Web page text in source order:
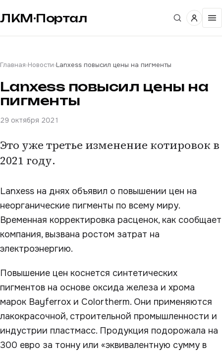
ЛКМ·Портал
Главная›Новости›Lanxess повысил цены на пигменты
Lanxess повысил цены на
пигменты
29 октября 2021
Это уже третье изменение котировок в
2021 году.
Lanxess на днях объявил о повышении цен на
неорганические пигменты по всему миру.
Временная корректировка расценок, как сообщает
компания, вызвана ростом затрат на
электроэнергию.
Повышение цен коснется синтетических
пигментов на основе оксида железа и хрома
марок Bayferrox и Colortherm. Они применяются
лакокрасочной, строительной промышленности и
индустрии пластмасс. Продукция подорожала на
300 евро за тонну или «эквивалентную сумму в